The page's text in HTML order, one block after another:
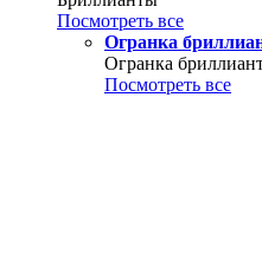
Посмотреть все
Огранка
Огранка
Посмотреть все